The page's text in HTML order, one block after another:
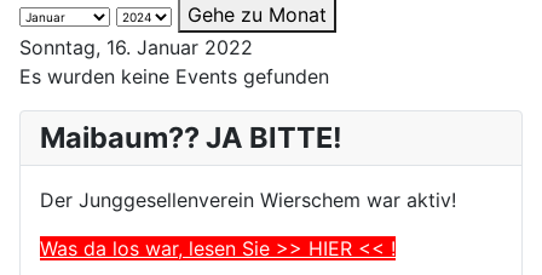
Maibaum?? JA BITTE!
Der Junggesellenverein Wierschem war aktiv!
Was da los war, lesen Sie >> HIER << !
Gehe zu Monat
Sonntag, 16. Januar 2022
Es wurden keine Events gefunden